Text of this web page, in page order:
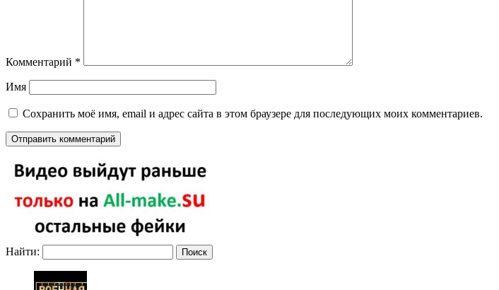
Комментарий *
Имя
Сохранить моё имя, email и адрес сайта в этом браузере для последующих моих комментариев.
Найти: